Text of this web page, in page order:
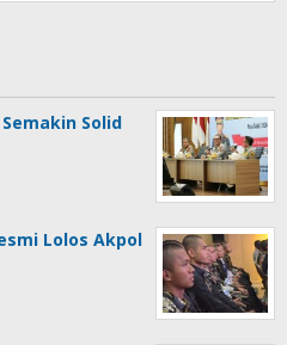
Solid
Lolos Akpol